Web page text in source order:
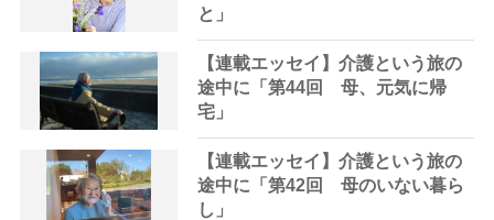
と」
【連載エッセイ】介護という旅の
途中に「第44回 母、元気に帰
宅」
【連載エッセイ】介護という旅の
途中に「第42回 母のいない暮ら
し」